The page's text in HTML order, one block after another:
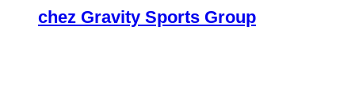
chez Gravity Sports Group